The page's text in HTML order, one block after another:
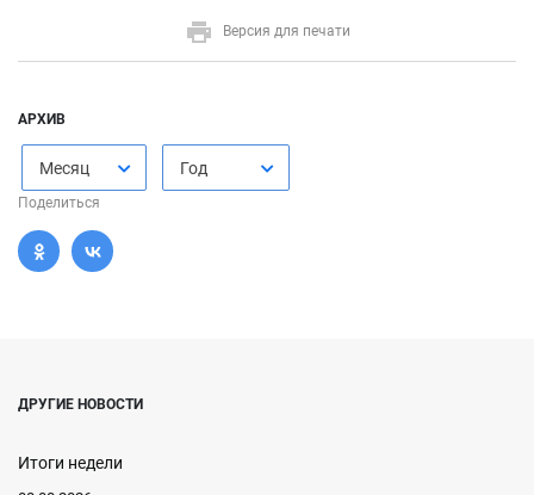
Версия для печати
АРХИВ
Месяц Год
Поделиться
ДРУГИЕ НОВОСТИ
Итоги недели